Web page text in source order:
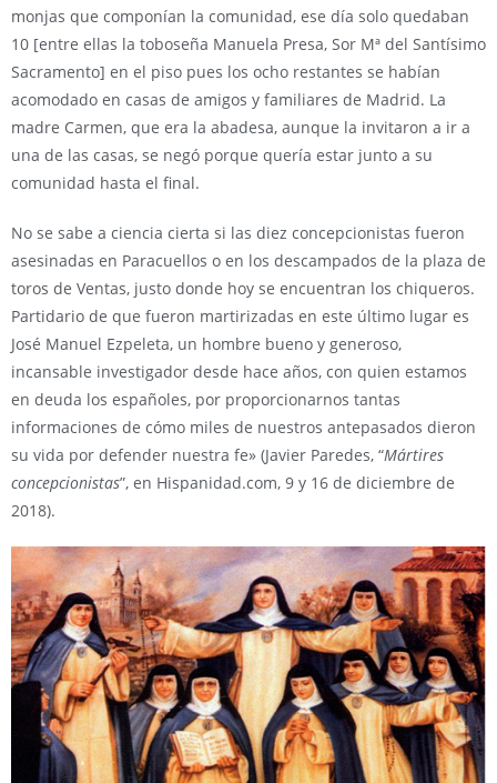
monjas que componían la comunidad, ese día solo quedaban
10 [entre ellas la toboseña Manuela Presa, Sor Mª del Santísimo
Sacramento] en el piso pues los ocho restantes se habían
acomodado en casas de amigos y familiares de Madrid. La
madre Carmen, que era la abadesa, aunque la invitaron a ir a
una de las casas, se negó porque quería estar junto a su
comunidad hasta el final.
No se sabe a ciencia cierta si las diez concepcionistas fueron
asesinadas en Paracuellos o en los descampados de la plaza de
toros de Ventas, justo donde hoy se encuentran los chiqueros.
Partidario de que fueron martirizadas en este último lugar es
José Manuel Ezpeleta, un hombre bueno y generoso,
incansable investigador desde hace años, con quien estamos
en deuda los españoles, por proporcionarnos tantas
informaciones de cómo miles de nuestros antepasados dieron
su vida por defender nuestra fe» (Javier Paredes, “Mártires
concepcionistas”, en Hispanidad.com, 9 y 16 de diciembre de
2018).